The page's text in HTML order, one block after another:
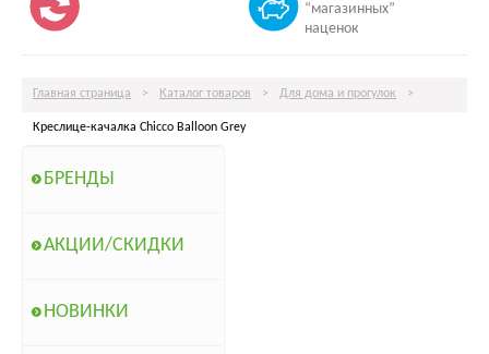
“магазинных”
наценок
Главная страница > Каталог товаров > Для дома и прогулок >
Креслице-качалка Chicco Balloon Grey
БРЕНДЫ
АКЦИИ/СКИДКИ
НОВИНКИ